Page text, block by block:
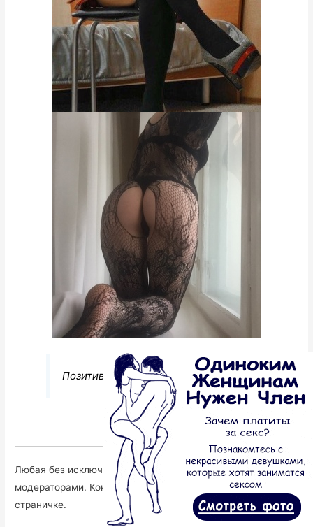
Позитивная и заботливая.
Перейти к анкете
Любая без исключения индивидуалка инспектируется
модераторами. Контакты вы можете найти на каждой
страничке.